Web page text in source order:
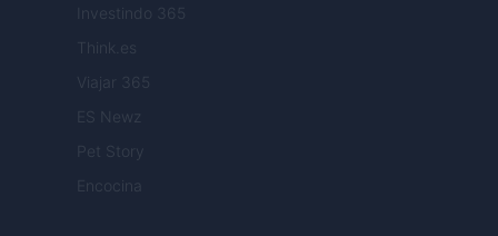
Investindo 365
Think.es
Viajar 365
ES Newz
Pet Story
Encocina